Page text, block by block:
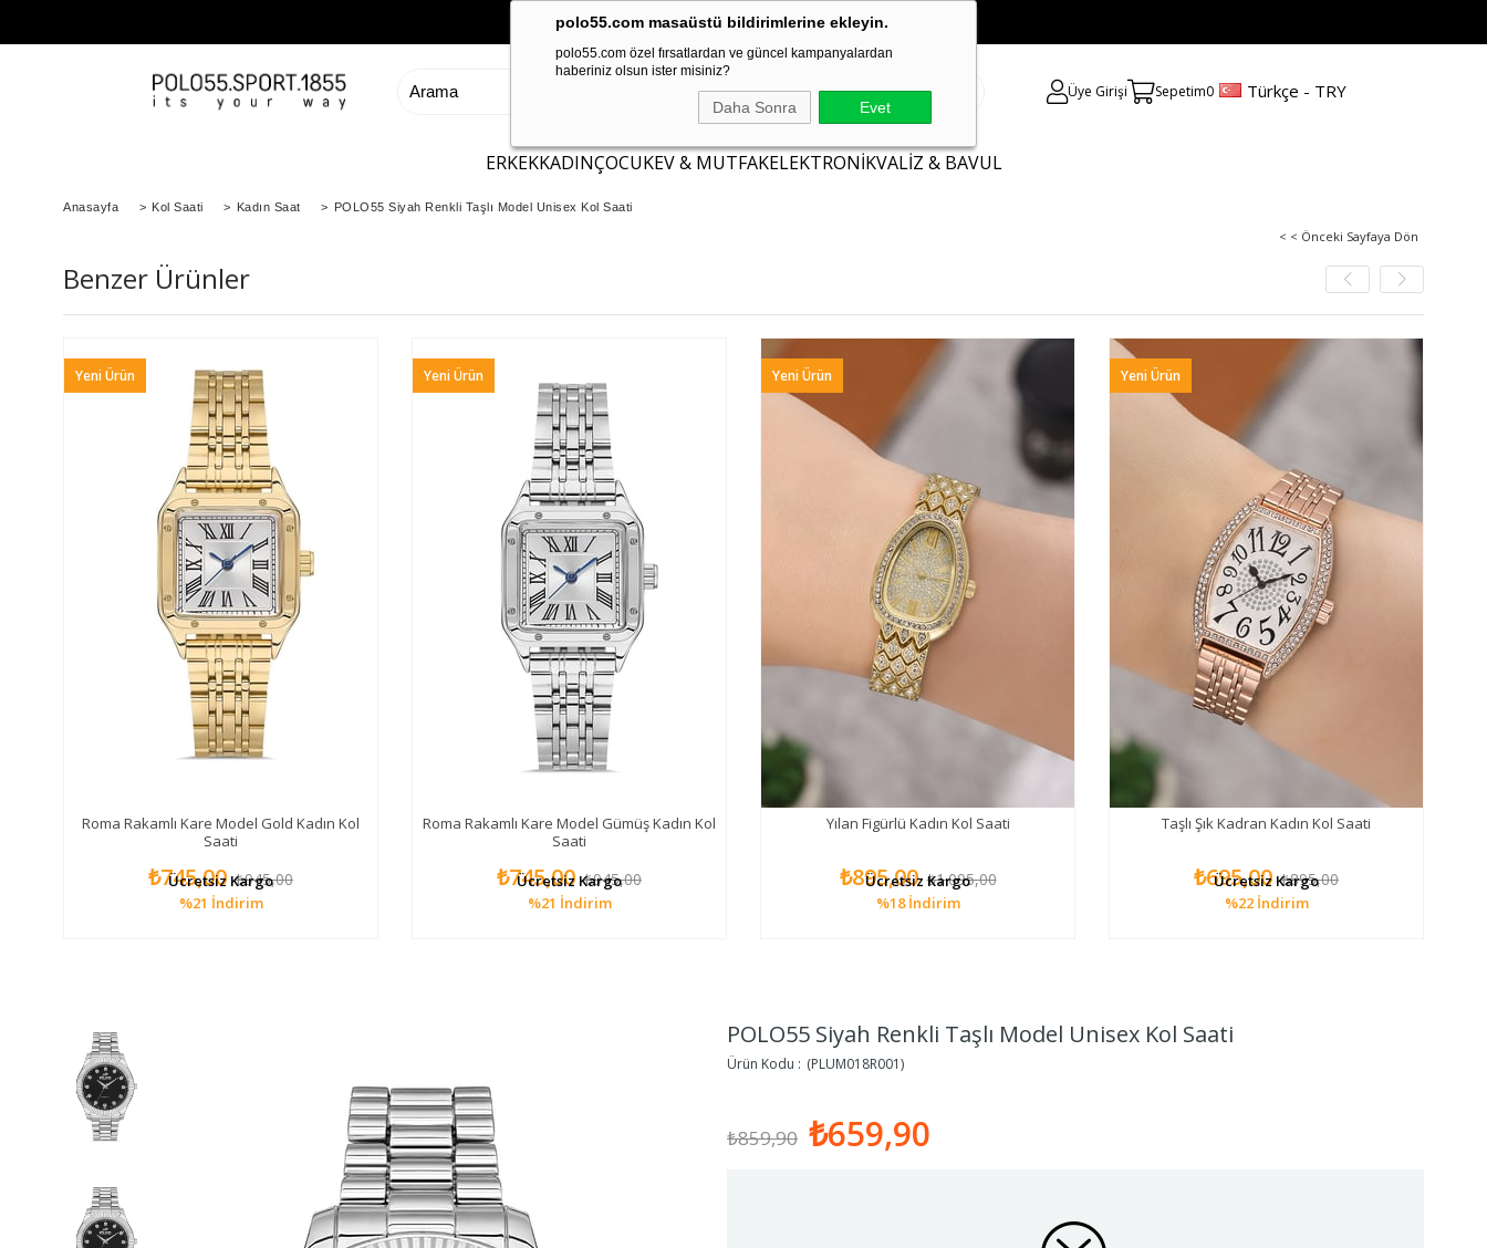
polo55.com masaüstü bildirimlerine ekleyin.
polo55.com özel fırsatlardan ve güncel kampanyalardan
haberiniz olsun ister misiniz?
Daha Sonra Evet
Üye Girişi Sepetim0 Türkçe - TRY
ERKEKKADINÇOCUKEV & MUTFAKELEKTRONİKVALİZ & BAVUL
Anasayfa > Kol Saati > Kadın Saat > POLO55 Siyah Renkli Taşlı Model Unisex Kol Saati
< < Önceki Sayfaya Dön
Benzer Ürünler
Roma Rakamlı Kare Model Gold Kadın Kol
Saati
₺745,00 ₺945,00
%21 İndirim
Ücretsiz Kargo
Yeni Ürün
Roma Rakamlı Kare Model Gümüş Kadın Kol
Saati
₺745,00 ₺945,00
%21 İndirim
Ücretsiz Kargo
Yeni Ürün
Yılan Figürlü Kadın Kol Saati
₺895,00 ₺1.095,00
%18 İndirim
Ücretsiz Kargo
Yeni Ürün
Taşlı Şık Kadran Kadın Kol Saati
₺695,00 ₺895,00
%22 İndirim
Ücretsiz Kargo
Yeni Ürün
POLO55 Siyah Renkli Taşlı Model Unisex Kol Saati
(PLUM018R001)
₺859,90 ₺659,90